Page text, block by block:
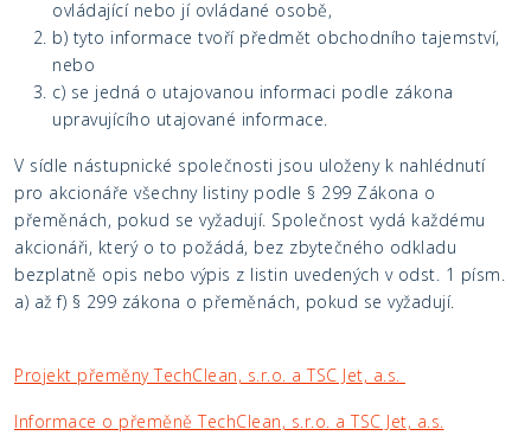
ovládající nebo jí ovládané osobě,
b) tyto informace tvoří předmět obchodního tajemství,
nebo
c) se jedná o utajovanou informaci podle zákona
upravujícího utajované informace.
V sídle nástupnické společnosti jsou uloženy k nahlédnutí
pro akcionáře všechny listiny podle § 299 Zákona o
přeměnách, pokud se vyžadují. Společnost vydá každému
akcionáři, který o to požádá, bez zbytečného odkladu
bezplatně opis nebo výpis z listin uvedených v odst. 1 písm.
a) až f) § 299 zákona o přeměnách, pokud se vyžadují.
Projekt přeměny TechClean, s.r.o. a TSC Jet, a.s.
Informace o přeměně TechClean, s.r.o. a TSC Jet, a.s.